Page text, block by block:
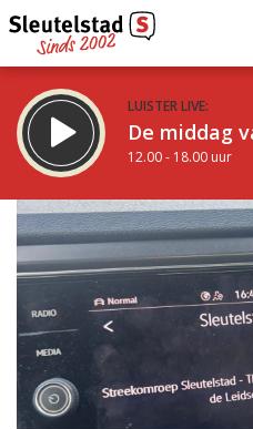
LUISTER LIVE:
De middag
12.00 - 18.00 uur
STRAKS:
De vrijdagavond met
18.00 - 19.00 uur
Vorig uur
uur 1